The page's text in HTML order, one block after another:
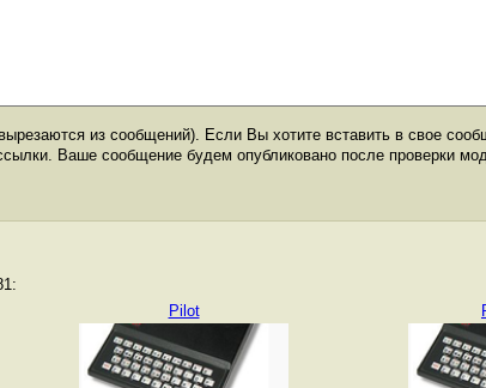
из сообщений). Если Вы хотите вставить в свое
Ваше сообщение будем опубликовано после проверки
Pilot